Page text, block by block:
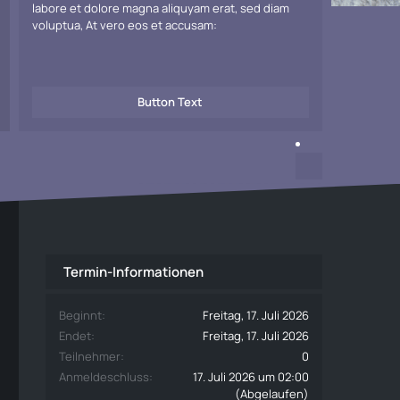
labore et dolore magna aliquyam erat, sed diam
voluptua, At vero eos et accusam:
Button Text
Termin-Informationen
Beginnt
Freitag, 17. Juli 2026
Endet
Freitag, 17. Juli 2026
Teilnehmer
0
Anmeldeschluss
17. Juli 2026 um 02:00
(Abgelaufen)